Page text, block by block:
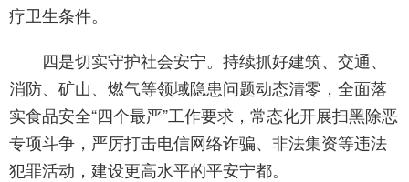
疗卫生条件。
四是切实守护社会安宁。持续抓好建筑、交通、
消防、矿山、燃气等领域隐患问题动态清零，全面落
实食品安全“四个最严”工作要求，常态化开展扫黑除恶
专项斗争，严厉打击电信网络诈骗、非法集资等违法
犯罪活动，建设更高水平的平安宁都。